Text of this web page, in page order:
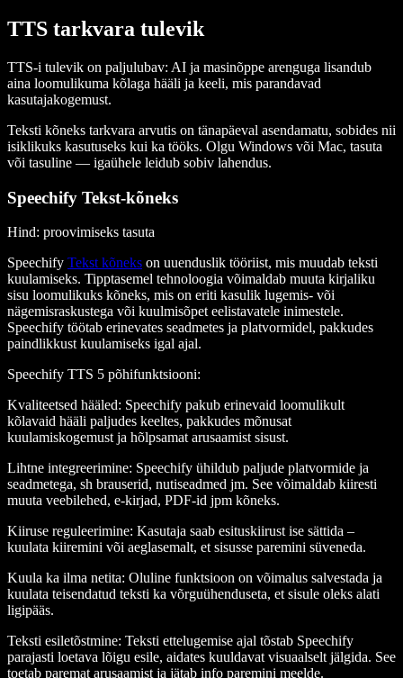
TTS tarkvara tulevik
TTS-i tulevik on paljulubav: AI ja masinõppe arenguga lisandub
aina loomulikuma kõlaga hääli ja keeli, mis parandavad
kasutajakogemust.
Teksti kõneks tarkvara arvutis on tänapäeval asendamatu, sobides nii
isiklikuks kasutuseks kui ka tööks. Olgu Windows või Mac, tasuta
või tasuline — igaühele leidub sobiv lahendus.
Speechify Tekst-kõneks
Hind: proovimiseks tasuta
Speechify Tekst kõneks on uuenduslik tööriist, mis muudab teksti
kuulamiseks. Tipptasemel tehnoloogia võimaldab muuta kirjaliku
sisu loomulikuks kõneks, mis on eriti kasulik lugemis- või
nägemisraskustega või kuulmisõpet eelistavatele inimestele.
Speechify töötab erinevates seadmetes ja platvormidel, pakkudes
paindlikkust kuulamiseks igal ajal.
Speechify TTS 5 põhifunktsiooni:
Kvaliteetsed hääled: Speechify pakub erinevaid loomulikult
kõlavaid hääli paljudes keeltes, pakkudes mõnusat
kuulamiskogemust ja hõlpsamat arusaamist sisust.
Lihtne integreerimine: Speechify ühildub paljude platvormide ja
seadmetega, sh brauserid, nutiseadmed jm. See võimaldab kiiresti
muuta veebilehed, e-kirjad, PDF-id jpm kõneks.
Kiiruse reguleerimine: Kasutaja saab esituskiirust ise sättida –
kuulata kiiremini või aeglasemalt, et sisusse paremini süveneda.
Kuula ka ilma netita: Oluline funktsioon on võimalus salvestada ja
kuulata teisendatud teksti ka võrguühenduseta, et sisule oleks alati
ligipääs.
Teksti esiletõstmine: Teksti ettelugemise ajal tõstab Speechify
parajasti loetava lõigu esile, aidates kuuldavat visuaalselt jälgida. See
toetab paremat arusaamist ja jätab info paremini meelde.